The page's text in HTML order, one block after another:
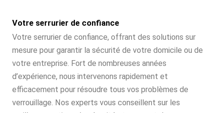
Votre serrurier de confiance
Votre serrurier de confiance, offrant des solutions sur
mesure pour garantir la sécurité de votre domicile ou de
votre entreprise. Fort de nombreuses années
d’expérience, nous intervenons rapidement et
efficacement pour résoudre tous vos problèmes de
verrouillage. Nos experts vous conseillent sur les